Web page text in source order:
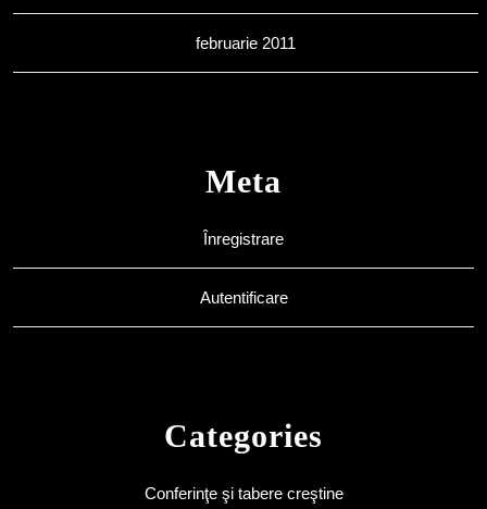
februarie 2011
Meta
Înregistrare
Autentificare
Categories
Conferinţe şi tabere creştine